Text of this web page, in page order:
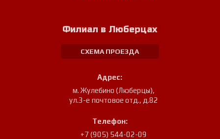
Филиал в Люберцах
СХЕМА ПРОЕЗДА
Адрес:
м. Жулебино (Люберцы),
ул.3-е почтовое отд., д.82
Телефон:
+7 (905) 544-02-09